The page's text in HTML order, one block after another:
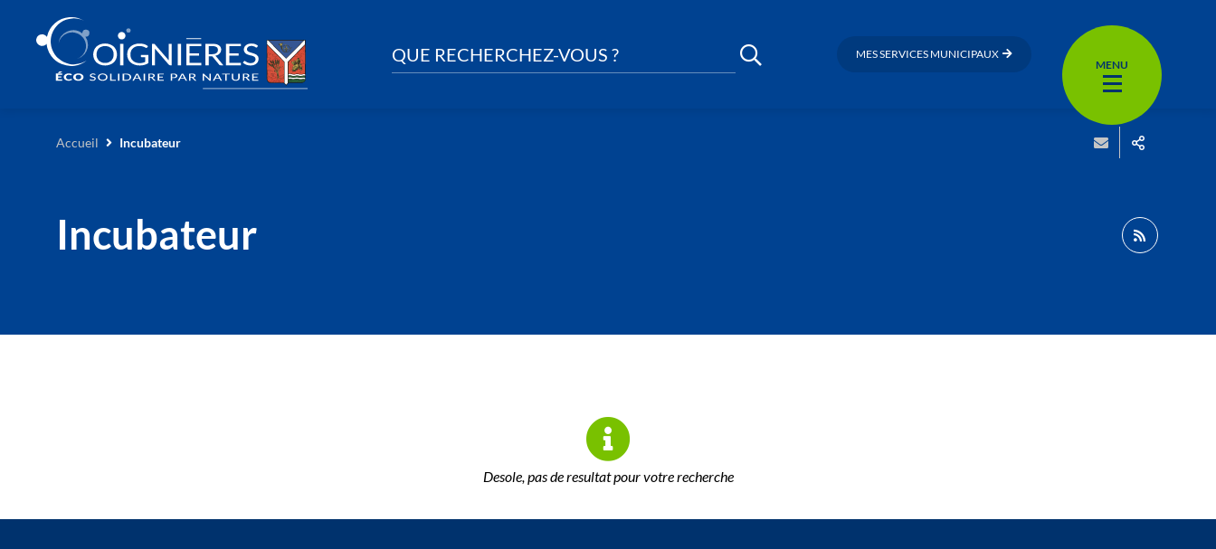
QUE RECHERCHEZ-VOUS ? MES SERVICES MUNICIPAUX
MENU
Accueil Incubateur
Incubateur
Desole, pas de resultat pour votre recherche